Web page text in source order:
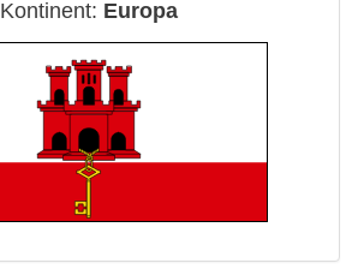
Kontinent: Europa